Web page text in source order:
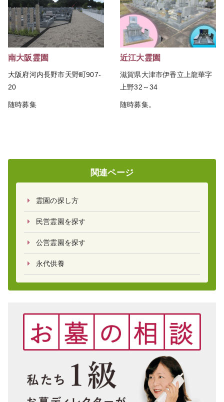
南大阪霊園
大阪府河内長野市天野町907-
20
随時募集
近江大霊園
滋賀県大津市伊香立上龍華字
上野32～34
随時募集。
関連ページ
霊園の探し方
民営霊園を探す
公営霊園を探す
永代供養